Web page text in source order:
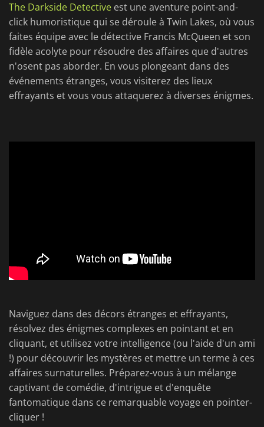
The Darkside Detective est une aventure point-and-
click humoristique qui se déroule à Twin Lakes, où vous
faites équipe avec le détective Francis McQueen et son
fidèle acolyte pour résoudre des affaires que d'autres
n'osent pas aborder. En vous plongeant dans des
événements étranges, vous visiterez des lieux
effrayants et vous vous attaquerez à diverses énigmes.
Naviguez dans des décors étranges et effrayants,
résolvez des énigmes complexes en pointant et en
cliquant, et utilisez votre intelligence (ou l'aide d'un ami
!) pour découvrir les mystères et mettre un terme à ces
affaires surnaturelles. Préparez-vous à un mélange
captivant de comédie, d'intrigue et d'enquête
fantomatique dans ce remarquable voyage en pointer-
cliquer !